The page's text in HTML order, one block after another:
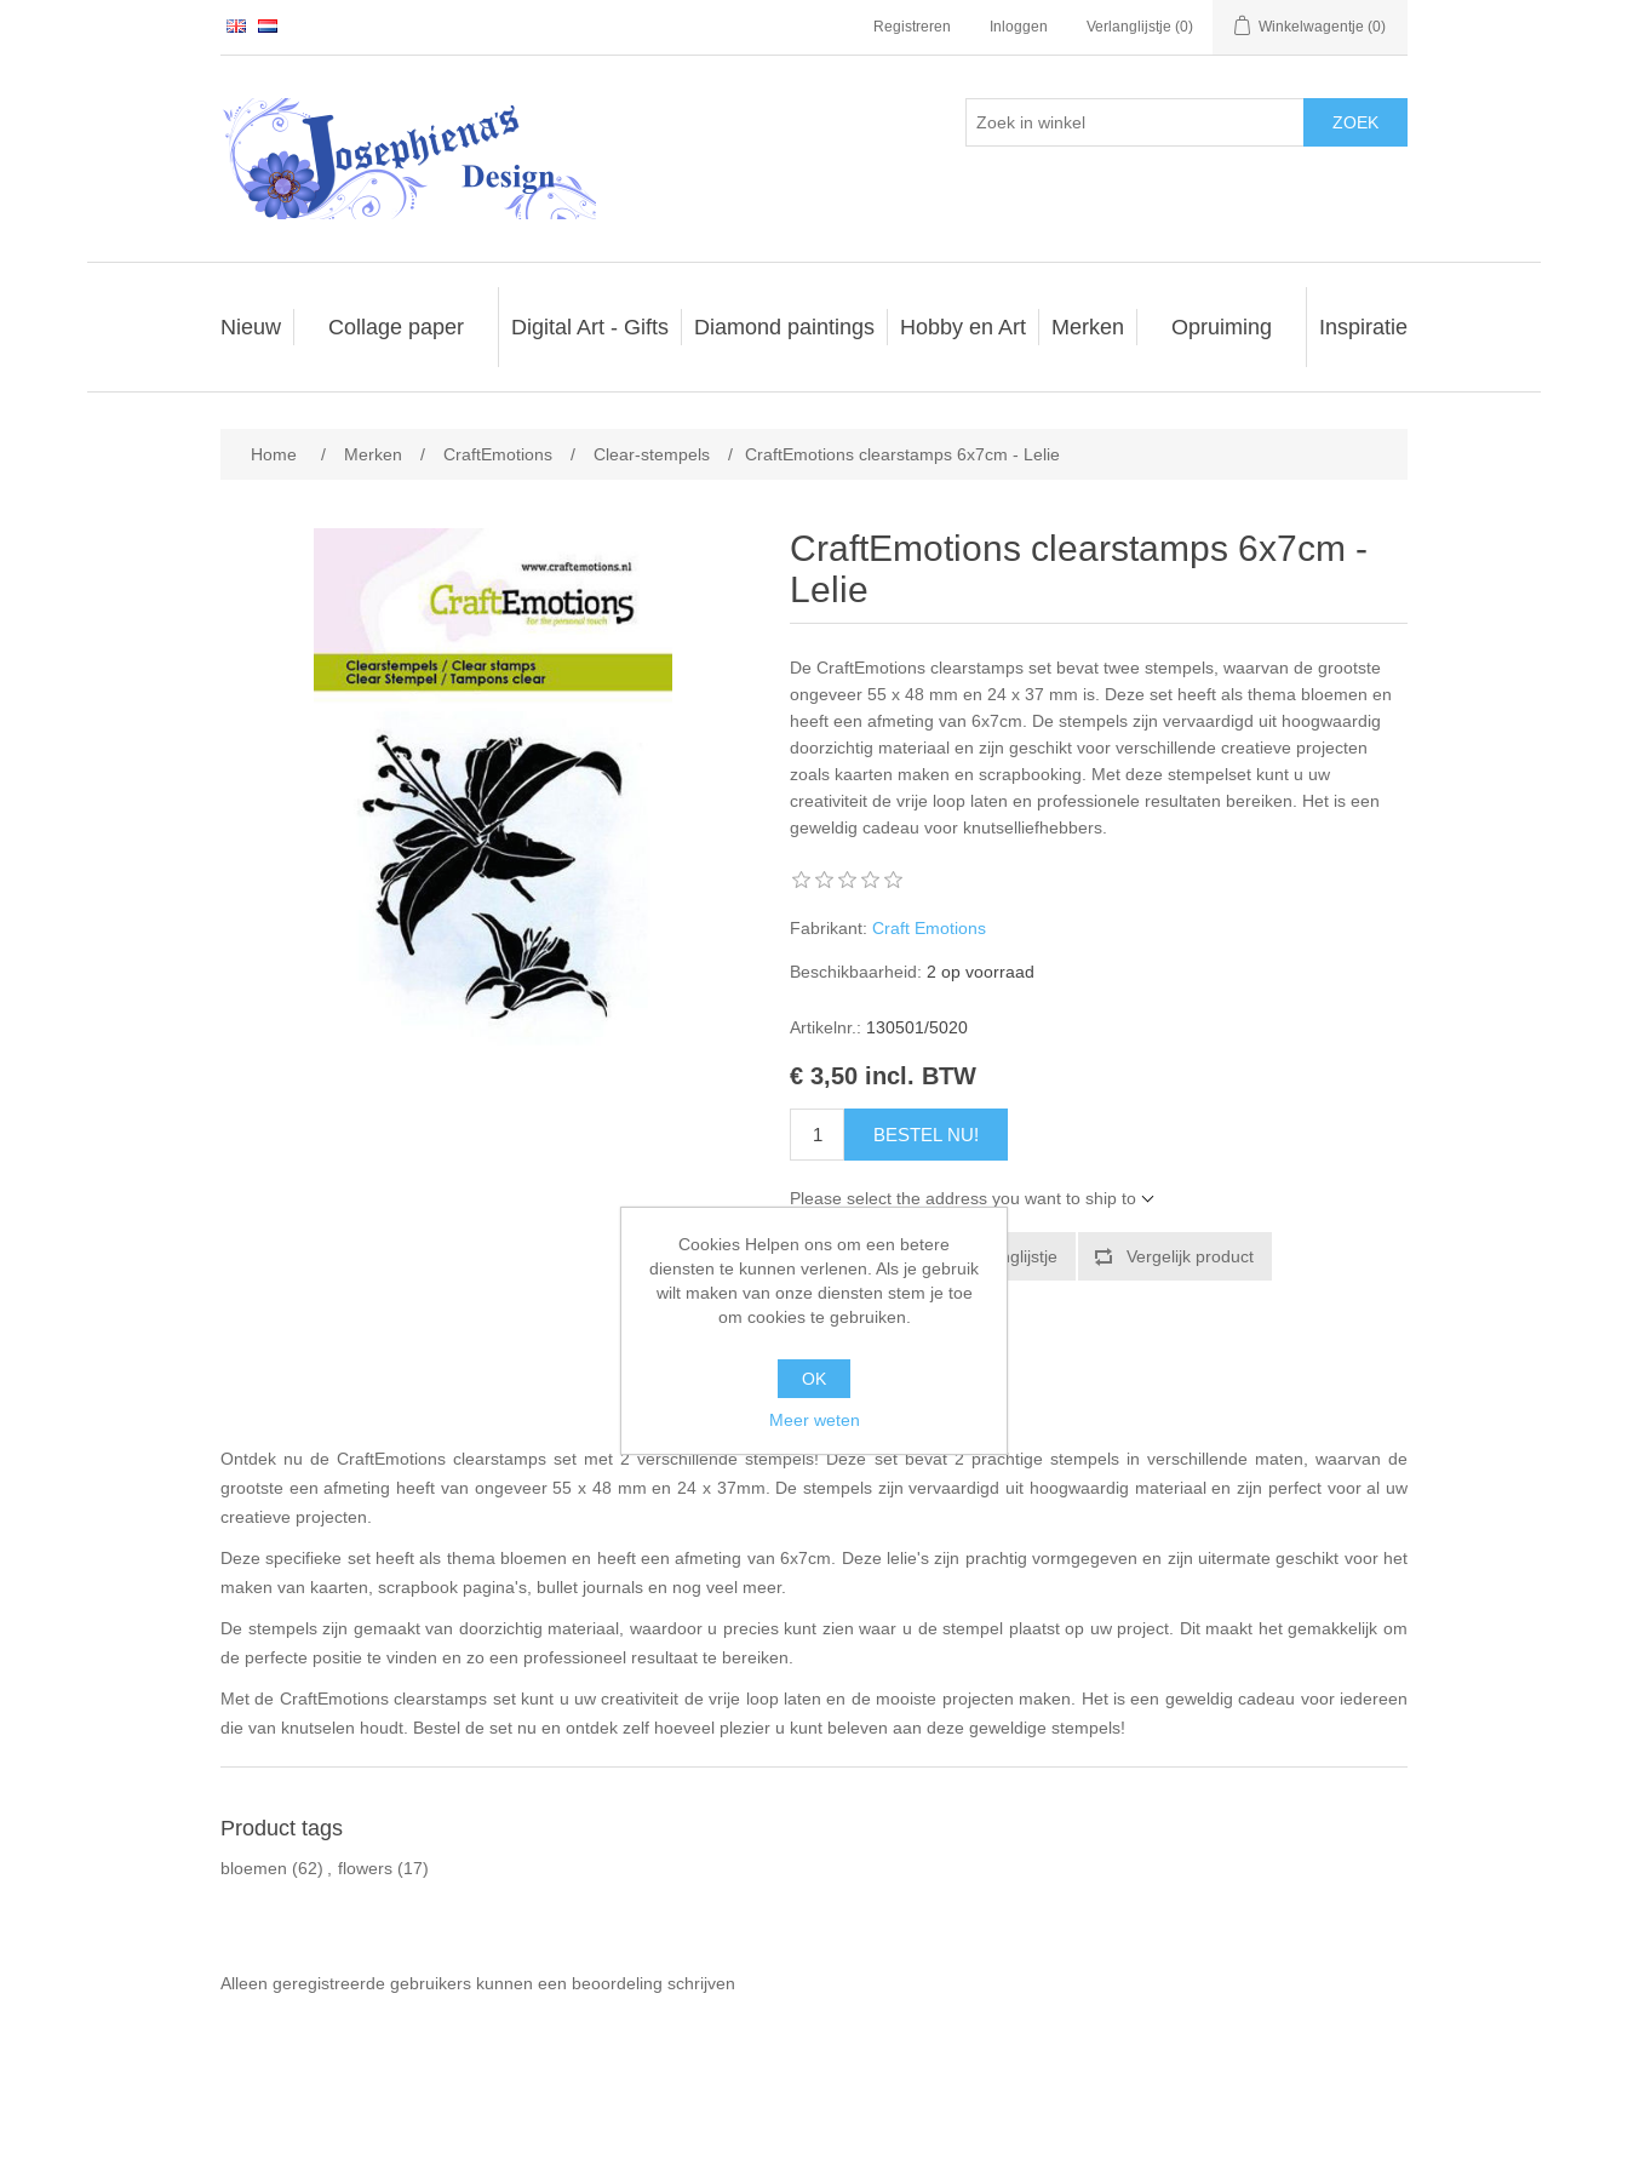
Registreren Inloggen Verlanglijstje (0) Winkelwagentje (0)
ZOEK
Nieuw Collage paper Digital Art - Gifts Diamond paintings Hobby en Art Merken Opruiming Inspiratie
Home / Merken / CraftEmotions / Clear-stempels / CraftEmotions clearstamps 6x7cm - Lelie
CraftEmotions clearstamps 6x7cm -
Lelie
De CraftEmotions clearstamps set bevat twee stempels, waarvan de grootste
ongeveer 55 x 48 mm en 24 x 37 mm is. Deze set heeft als thema bloemen en
heeft een afmeting van 6x7cm. De stempels zijn vervaardigd uit hoogwaardig
doorzichtig materiaal en zijn geschikt voor verschillende creatieve projecten
zoals kaarten maken en scrapbooking. Met deze stempelset kunt u uw
creativiteit de vrije loop laten en professionele resultaten bereiken. Het is een
geweldig cadeau voor knutselliefhebbers.
Fabrikant: Craft Emotions
Beschikbaarheid: 2 op voorraad
Artikelnr.: 130501/5020
€ 3,50 incl. BTW
BESTEL NU!
Please select the address you want to ship to
Toevoegen aan verlanglijstje Vergelijk product
E-mail een vriend
Ontdek nu de CraftEmotions clearstamps set met 2 verschillende stempels! Deze set bevat 2 prachtige stempels in verschillende maten, waarvan de
grootste een afmeting heeft van ongeveer 55 x 48 mm en 24 x 37mm. De stempels zijn vervaardigd uit hoogwaardig materiaal en zijn perfect voor al uw
creatieve projecten.
Deze specifieke set heeft als thema bloemen en heeft een afmeting van 6x7cm. Deze lelie's zijn prachtig vormgegeven en zijn uitermate geschikt voor het
maken van kaarten, scrapbook pagina's, bullet journals en nog veel meer.
De stempels zijn gemaakt van doorzichtig materiaal, waardoor u precies kunt zien waar u de stempel plaatst op uw project. Dit maakt het gemakkelijk om
de perfecte positie te vinden en zo een professioneel resultaat te bereiken.
Met de CraftEmotions clearstamps set kunt u uw creativiteit de vrije loop laten en de mooiste projecten maken. Het is een geweldig cadeau voor iedereen
die van knutselen houdt. Bestel de set nu en ontdek zelf hoeveel plezier u kunt beleven aan deze geweldige stempels!
Product tags
bloemen (62) , flowers (17)
Alleen geregistreerde gebruikers kunnen een beoordeling schrijven
Cookies Helpen ons om een betere
diensten te kunnen verlenen. Als je gebruik
wilt maken van onze diensten stem je toe
om cookies te gebruiken.
OK
Meer weten